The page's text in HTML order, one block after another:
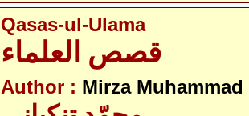
Qasas-ul-Ulama
Author : Mirza